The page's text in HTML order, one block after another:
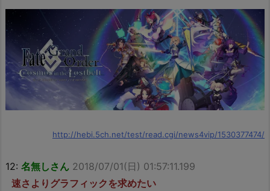
http://hebi.5ch.net/test/read.cgi/news4vip/1530377474/
12: 名無しさん 2018/07/01(日) 01:57:11.199
速さよりグラフィックを求めたい